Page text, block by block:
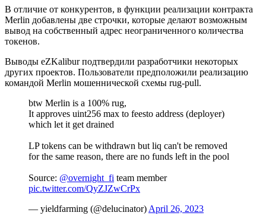
В отличие от конкурентов, в функции реализации контракта
Merlin добавлены две строчки, которые делают возможным
вывод на собственный адрес неограниченного количества
токенов.
Выводы eZKalibur подтвердили разработчики некоторых
других проектов. Пользователи предположили реализацию
командой Merlin мошеннической схемы rug-pull.
btw Merlin is a 100% rug,
It approves uint256 max to feesto address (deployer)
which let it get drained
LP tokens can be withdrawn but liq can't be removed
for the same reason, there are no funds left in the pool
Source: @overnight_fi team member
pic.twitter.com/QyZJZwCrPx
— yieldfarming (@delucinator) April 26, 2023